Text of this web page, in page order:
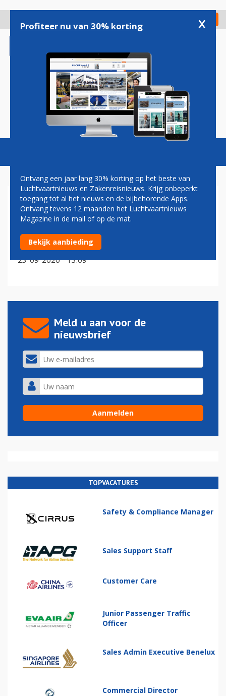
gaan
Check in
Magazine Podcasts Vacatures
VOLTACHEM
TNO: e-fuel op termijn cruciaal voor verduurzaming
luchtvaart
23-09-2020 - 13:09
Meld u aan voor de
nieuwsbrief
TOPVACATURES
Safety & Compliance Manager
Sales Support Staff
Customer Care
Junior Passenger Traffic
Officer
Sales Admin Executive Benelux
Commercial Director
Profiteer nu van 30% korting x
Ontvang een jaar lang 30% korting op het beste van
Luchtvaartnieuws en Zakenreisnieuws. Krijg onbeperkt
toegang tot al het nieuws en de bijbehorende Apps.
Ontvang tevens 12 maanden het Luchtvaartnieuws
Magazine in de mail of op de mat.
Bekijk aanbieding